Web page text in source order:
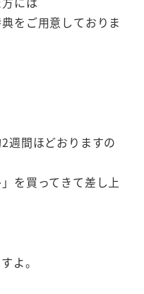
をご用意しておりま
週間ほどおりますの
を買ってきて差し上
よ。